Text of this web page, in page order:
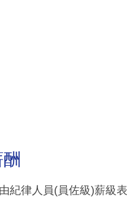
紀律人員(員佐級)薪級